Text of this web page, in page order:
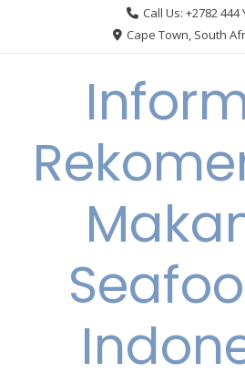
Call Us: +2782 444
Cape Town, South